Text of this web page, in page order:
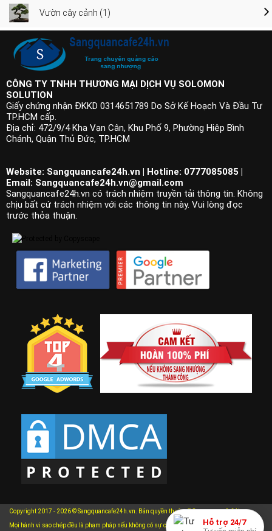
Vườn cây cảnh (1)
Hỗ trợ 24/7
CÔNG TY TNHH THƯƠNG MẠI DỊCH VỤ SOLOMON
SOLUTION
Giấy chứng nhận ĐKKD 0314651789 Do Sở Kế Hoạch Và Đầu Tư
TP.HCM cấp.
Địa chỉ: 472/9/4 Kha Vạn Cân, Khu Phố 9, Phường Hiệp Bình
Chánh, Quận Thủ Đức, TP.HCM
Website: Sangquancafe24h.vn | Hotline: 0777085085 |
Email: Sangquancafe24h.vn@gmail.com
Sangquancafe24h.vn có trách nhiệm truyền tải thông tin. Không
chịu bất cứ trách nhiệm với các thông tin này. Vui lòng đọc
trước thỏa thuận.
Copyright 2017 - 2026 © Sangquancafe24h.vn. Bản quyền thuộc về Sangquancafe24h.vn.
Mọi hành vi sao chép đều là phạm pháp nếu không có sự cho phép bằng văn bản của chúng